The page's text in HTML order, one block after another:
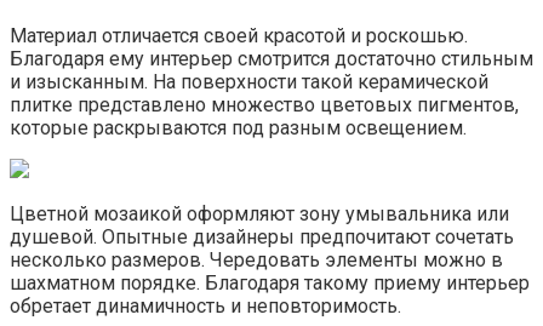
поддается влиянию смены температурного режима и
влажности помещения. Для ухода за такими настенными
изображениями достаточно выполнять влажные
очистительные работы стен материалом из микрофибры
с добавлением вашего любимого моющего средства.
Не имеет значения, какая площадь и планировка вашей
ванной комнаты. Если вы решили превратить вашу
комнату в достойное, стильное, современное
помещение, наполненное искусством, то ничего не
должно вам помешать добавить в интерьер ванной
комнаты немного оригинальности. Главное в этом деле
— полагаться на свои внутренние ощущение